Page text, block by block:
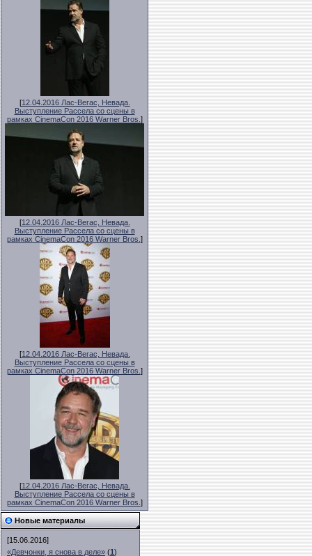
[12.04.2016 Лас-Вегас, Невада.
Выступление Рассела со сцены в
рамках CinemaCon 2016 Warner Bros. ]
[12.04.2016 Лас-Вегас, Невада.
Выступление Рассела со сцены в
рамках CinemaCon 2016 Warner Bros. ]
[12.04.2016 Лас-Вегас, Невада.
Выступление Рассела со сцены в
рамках CinemaCon 2016 Warner Bros. ]
[12.04.2016 Лас-Вегас, Невада.
Выступление Рассела со сцены в
рамках CinemaCon 2016 Warner Bros. ]
Новые материалы
[15.06.2016]
«Девчонки, я снова в деле» (1)